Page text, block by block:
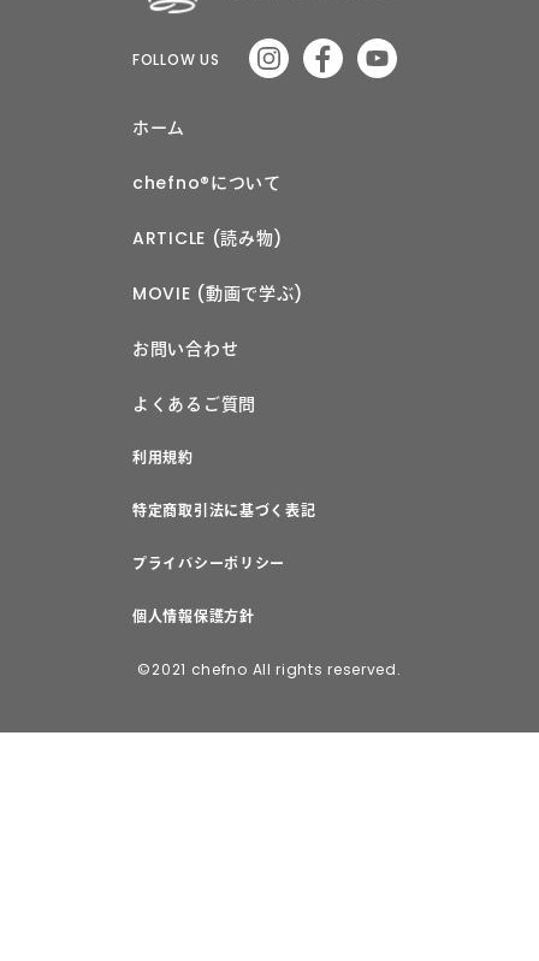
FOLLOW US
ホーム
chefno®︎について
ARTICLE (読み物)
MOVIE (動画で学ぶ)
お問い合わせ
よくあるご質問
利用規約
特定商取引法に基づく表記
プライバシーポリシー
個人情報保護方針
©2021 chefno All rights reserved.